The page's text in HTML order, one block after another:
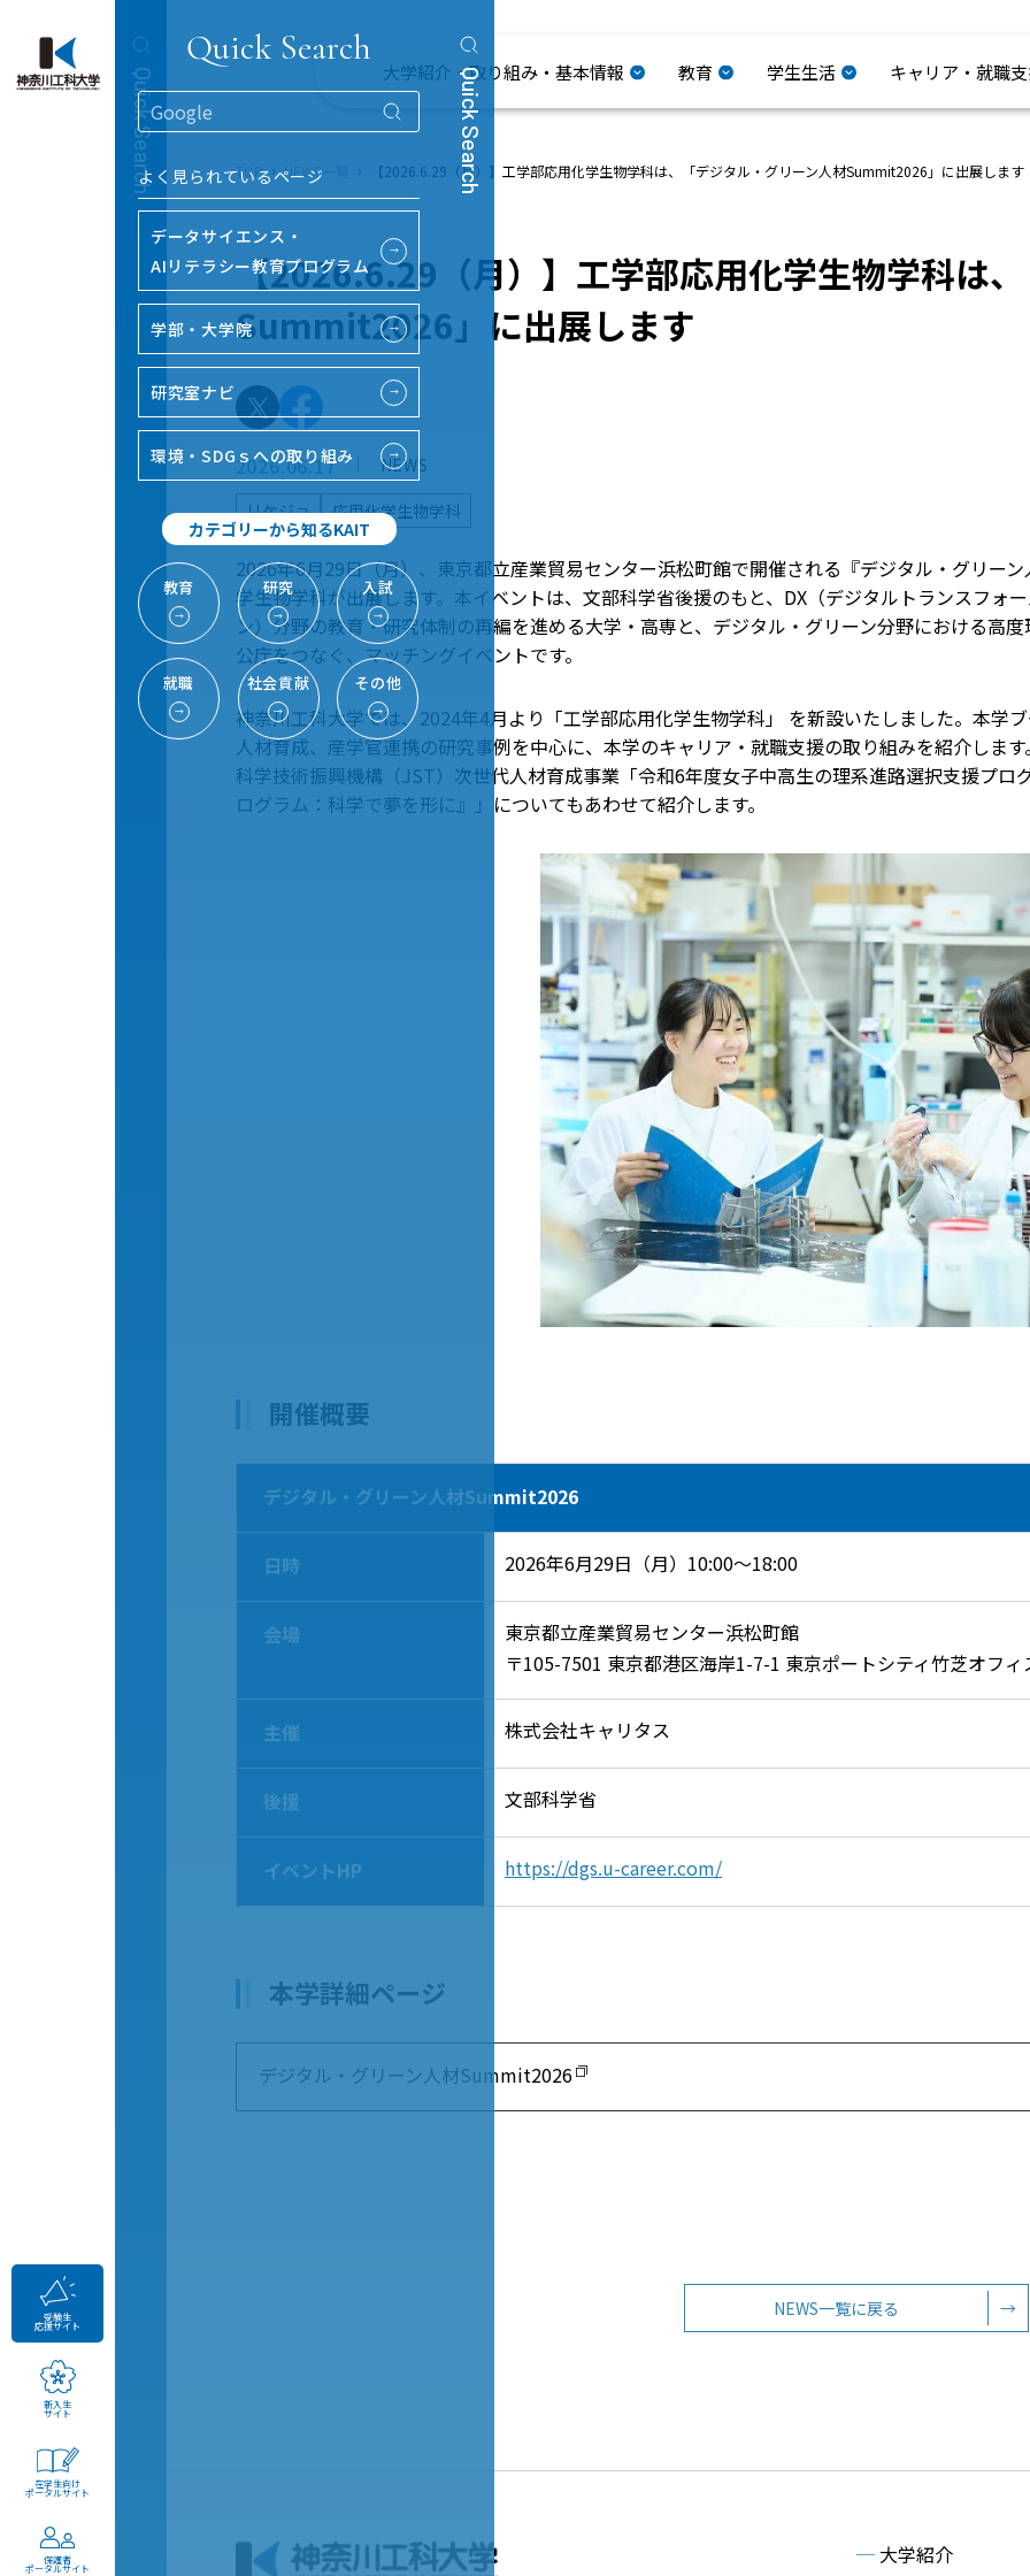
受験生
応援サイト
新入生
サイト
在学生向け
ポータルサイト
保護者
ポータルサイト
Quick Search
Quick Search
よく見られているページ
データサイエンス・
AIリテラシー教育プログラム
→
学部・大学院 →
研究室ナビ →
環境・SDGｓへの取り組み →
カテゴリーから知るKAIT
教育
→
研究
→
入試
→
就職
→
社会貢献
→
その他
→
Quick Search
大学紹介・取り組み・基本情報 教育 学生生活 キャリア・就職
TOP NEWS一覧 【2026.6.29（月）】工学部応用化学生物学科は、「デジタル・グリーン人材Summit2026」に出展します
【2026.6.29（月）】工学部応用化学生物学科は
Summit2026」に出展します
2026.06.17
NEWS
リケジョ
応用化学生物学科
2026年6月29日（月）、東京都立産業貿易センター浜松町館で開催される『デジタル・グリー
学生物学科が出展します。本イベントは、文部科学省後援のもと、DX（デジタルトランスフォ
ン）分野の教育・研究体制の再編を進める大学・高専と、デジタル・グリーン分野における高
公庁をつなぐ、マッチングイベントです。
神奈川工科大学では、2024年4月より「工学部応用化学生物学科」 を新設いたしました。本学
人材育成、産学官連携の研究事例を中心に、本学のキャリア・就職支援の取り組みを紹介しま
科学技術振興機構（JST）次世代人材育成事業「令和6年度女子中高生の理系進路選択支援プロ
ログラム：科学で夢を形に』」についてもあわせて紹介します。
開催概要
デジタル・グリーン人材Summit2026
日時 2026年6月29日（月）10:00〜18:00
会場
東京都立産業貿易センター浜松町館
〒105-7501 東京都港区海岸1-7-1 東京ポートシティ竹芝オフィ
主催 株式会社キャリタス
後援 文部科学省
イベントHP https://dgs.u-career.com/
本学詳細ページ
デジタル・グリーン人材Summit2026
NEWS一覧に戻る →
─大学紹介